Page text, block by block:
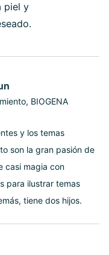
piel y
BIOGENA
y los temas
son la gran pasión de
casi magia con
para ilustrar temas
tiene dos hijos.